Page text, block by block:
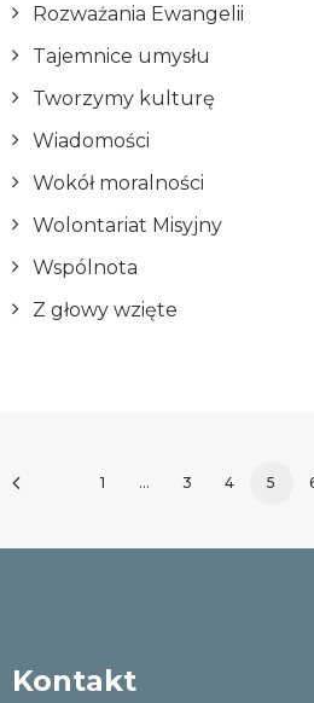
Rozważania Ewangelii
Tajemnice umysłu
Tworzymy kulturę
Wiadomości
Wokół moralności
Wolontariat Misyjny
Wspólnota
Z głowy wzięte
1 … 3 4 5
Kontakt